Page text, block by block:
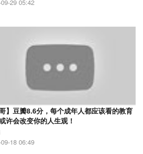
29 05:42
哥】豆瓣8.6分，每个成年人都应该看的教育
许会改变你的人生观！
18 06:49